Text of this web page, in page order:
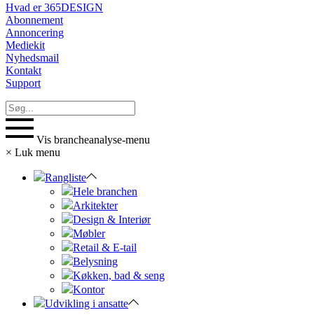
Hvad er 365DESIGN
Abonnement
Annoncering
Mediekit
Nyhedsmail
Kontakt
Support
Vis brancheanalyse-menu
× Luk menu
Rangliste
Hele branchen
Arkitekter
Design & Interiør
Møbler
Retail & E-tail
Belysning
Køkken, bad & seng
Kontor
Udvikling i ansatte